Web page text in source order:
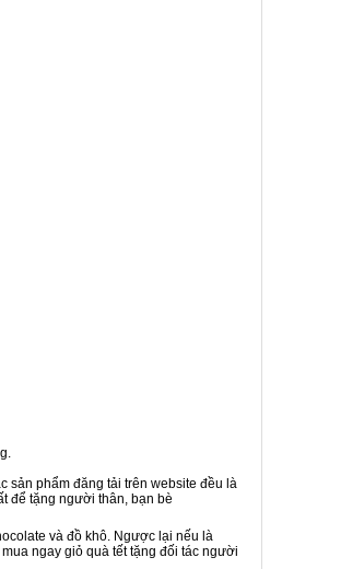
sản phẩm đăng tải trên website đều là
để tặng người thân, bạn bè
và đồ khô. Ngược lại nếu là
ngay giỏ quà tết tặng đối tác người